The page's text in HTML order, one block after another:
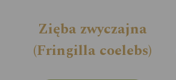
Zięba zwyczajna
(Fringilla coelebs)